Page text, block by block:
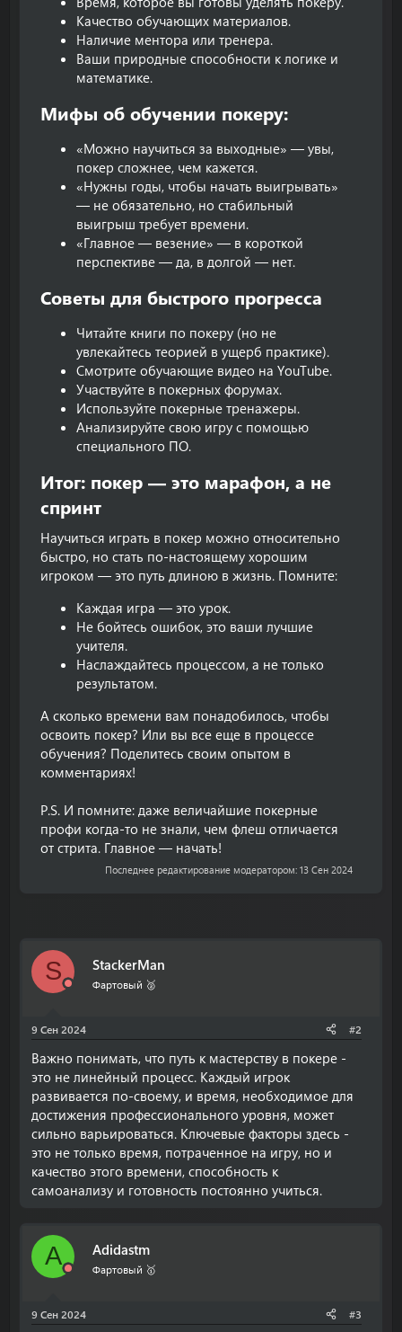
Качество обучающих материалов.
Наличие ментора или тренера.
Ваши природные способности к логике и
математике.
Мифы об обучении покеру:​
«Можно научиться за выходные» — увы,
покер сложнее, чем кажется.
«Нужны годы, чтобы начать выигрывать»
— не обязательно, но стабильный
выигрыш требует времени.
«Главное — везение» — в короткой
перспективе — да, в долгой — нет.
Советы для быстрого прогресса​
Читайте книги по покеру (но не
увлекайтесь теорией в ущерб практике).
Смотрите обучающие видео на YouTube.
Участвуйте в покерных форумах.
Используйте покерные тренажеры.
Анализируйте свою игру с помощью
специального ПО.
Итог: покер — это марафон, а не
спринт​
Научиться играть в покер можно относительно
быстро, но стать по-настоящему хорошим
игроком — это путь длиною в жизнь. Помните:
Каждая игра — это урок.
Не бойтесь ошибок, это ваши лучшие
учителя.
Наслаждайтесь процессом, а не только
результатом.
А сколько времени вам понадобилось, чтобы
освоить покер? Или вы все еще в процессе
обучения? Поделитесь своим опытом в
комментариях!
P.S. И помните: даже величайшие покерные
профи когда-то не знали, чем флеш отличается
от стрита. Главное — начать!
Последнее редактирование модератором: 13 Сен 2024
S StackerMan
Фартовый 🥈
9 Сен 2024 #2
Важно понимать, что путь к мастерству в покере -
это не линейный процесс. Каждый игрок
развивается по-своему, и время, необходимое для
достижения профессионального уровня, может
сильно варьироваться. Ключевые факторы здесь -
это не только время, потраченное на игру, но и
качество этого времени, способность к
самоанализу и готовность постоянно учиться.
А Аdidastm
Фартовый 🥇
9 Сен 2024 #3